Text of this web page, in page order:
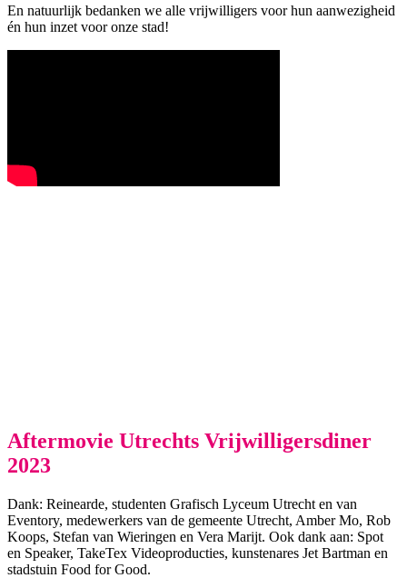
En natuurlijk bedanken we alle vrijwilligers voor hun aanwezigheid
én hun inzet voor onze stad!
Aftermovie Utrechts Vrijwilligersdiner
2023
Dank: Reinearde, studenten Grafisch Lyceum Utrecht en van
Eventory, medewerkers van de gemeente Utrecht, Amber Mo, Rob
Koops, Stefan van Wieringen en Vera Marijt. Ook dank aan: Spot
en Speaker, TakeTex Videoproducties, kunstenares Jet Bartman en
stadstuin Food for Good.